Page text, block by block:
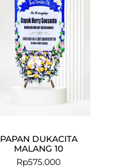
PAPAN DUKACITA
MALANG 10
Rp575.000